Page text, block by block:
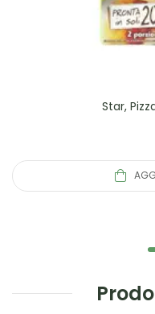
Star,